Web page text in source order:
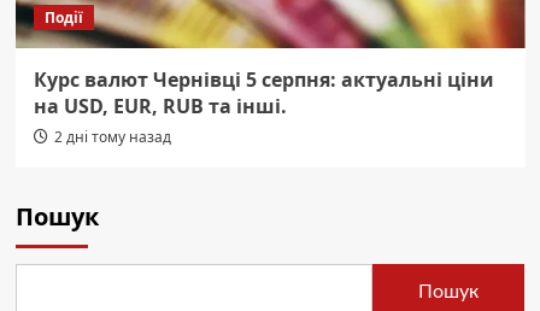
Події
Курс валют Чернівці 5 серпня: актуальні ціни
на USD, EUR, RUB та інші.
2 дні тому назад
Пошук
Пошук